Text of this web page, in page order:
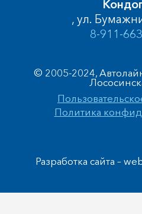
, ул.
8-911-
© 2005-2024,
Политика
Разработка сайта –